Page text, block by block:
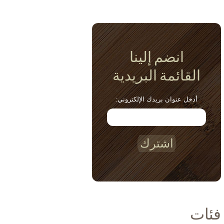
انضم إلينا
القائمة البريدية
أدخل عنوان بريدك الإلكتروني:
اشترك
فئات